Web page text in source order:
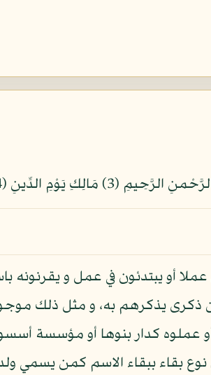
أو يبتدئون في عمل و يقرنونه
ذكرى يذكرهم به، و مثل ذلك
عملوه كدار بنوها أو مؤسسة
بقاء ببقاء الاسم كمن يسمي